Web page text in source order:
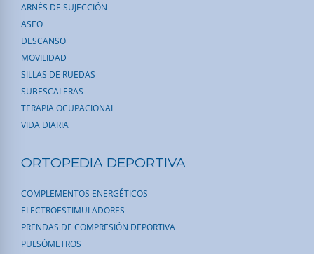
ARNÉS DE SUJECCIÓN
ASEO
DESCANSO
MOVILIDAD
SILLAS DE RUEDAS
SUBESCALERAS
TERAPIA OCUPACIONAL
VIDA DIARIA
ORTOPEDIA DEPORTIVA
COMPLEMENTOS ENERGÉTICOS
ELECTROESTIMULADORES
PRENDAS DE COMPRESIÓN DEPORTIVA
PULSÓMETROS